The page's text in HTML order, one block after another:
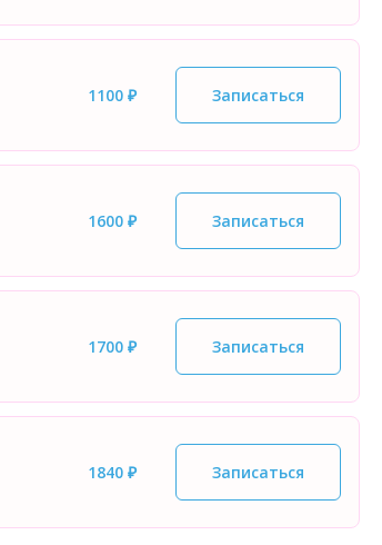
1100 ₽ Записаться
1600 ₽ Записаться
1700 ₽ Записаться
1840 ₽ Записаться